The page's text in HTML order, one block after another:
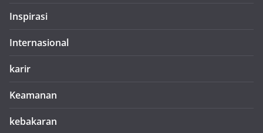
Inspirasi
Internasional
karir
Keamanan
kebakaran